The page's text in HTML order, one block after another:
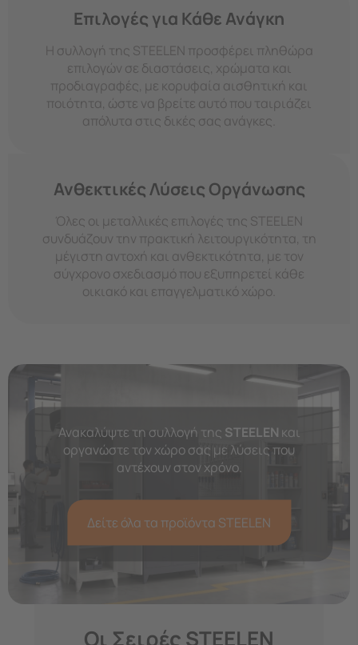
Επιλογές για Κάθε Ανάγκη
Η συλλογή της STEELEN προσφέρει πληθώρα
επιλογών σε διαστάσεις, χρώματα και
προδιαγραφές, με κορυφαία αισθητική και
ποιότητα, ώστε να βρείτε αυτό που ταιριάζει
απόλυτα στις δικές σας ανάγκες.
Ανθεκτικές Λύσεις Οργάνωσης
Όλες οι μεταλλικές επιλογές της STEELEN
συνδυάζουν την πρακτική λειτουργικότητα, τη
μέγιστη αντοχή και ανθεκτικότητα, με τον
σύγχρονο σχεδιασμό που εξυπηρετεί κάθε
οικιακό και επαγγελματικό χώρο.
Ανακαλύψτε τη συλλογή της STEELEN και
οργανώστε τον χώρο σας με λύσεις που
αντέχουν στον χρόνο.
Δείτε όλα τα προϊόντα STEELEN
Οι Σειρές STEELEN